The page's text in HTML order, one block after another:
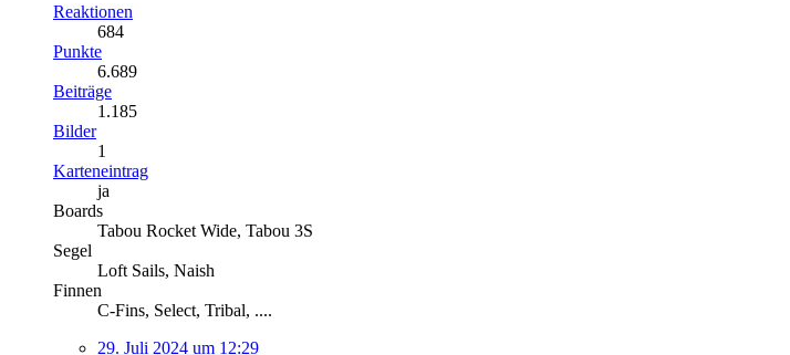
Reaktionen
684
Punkte
6.689
Beiträge
1.185
Bilder
1
Karteneintrag
ja
Boards
Tabou Rocket Wide, Tabou 3S
Segel
Loft Sails, Naish
Finnen
C-Fins, Select, Tribal, ....
29. Juli 2024 um 12:29